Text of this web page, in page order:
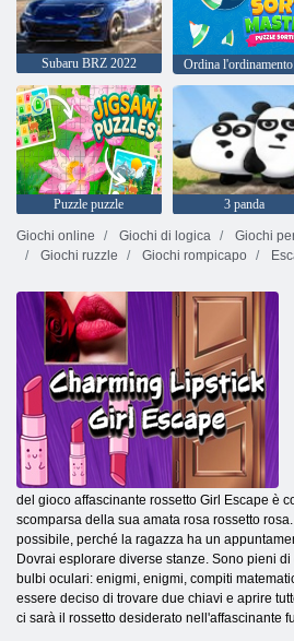
Subaru BRZ 2022
Puzzle puzzle 3 panda
Giochi online
Giochi di logica Giochi
Giochi ruzzle
Giochi rompicapo
del gioco affascinante rossetto Girl Escape è
scomparsa della sua amata rosa rossetto
possibile, perché la ragazza ha un
Dovrai esplorare diverse stanze. Sono pieni
bulbi oculari: enigmi, enigmi, compiti
essere deciso di trovare due chiavi e aprire
ci sarà il rossetto desiderato nell'affascinante